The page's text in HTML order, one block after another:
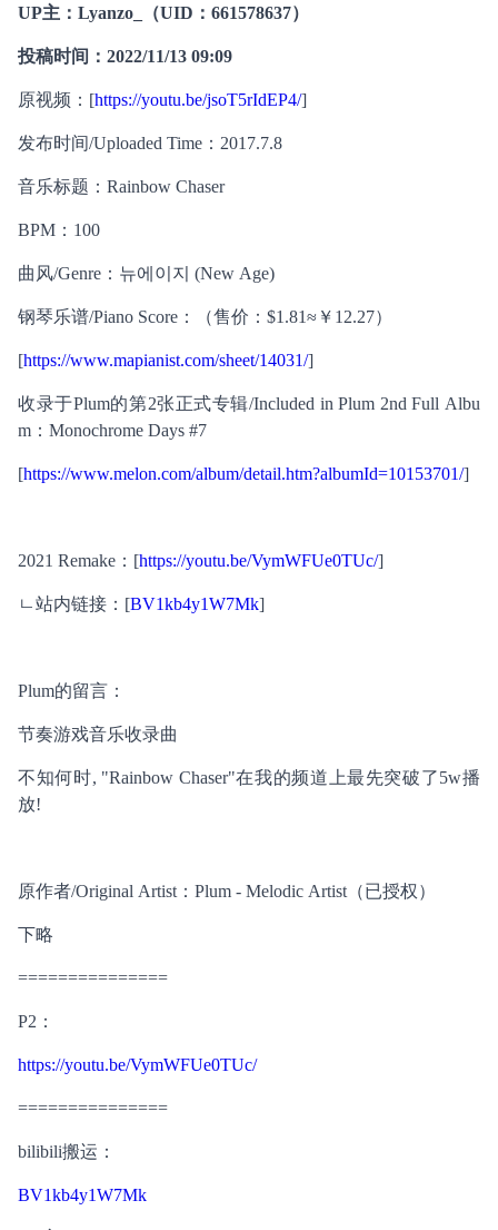
UP主：Lyanzo_（UID：661578637）
投稿时间：2022/11/13 09:09
原视频：[https://youtu.be/jsoT5rIdEP4/]
发布时间/Uploaded Time：2017.7.8
音乐标题：Rainbow Chaser
BPM：100
曲风/Genre：뉴에이지 (New Age)
钢琴乐谱/Piano Score：（售价：$1.81≈￥12.27）
[https://www.mapianist.com/sheet/14031/]
收录于Plum的第2张正式专辑/Included in Plum 2nd Full Albu
m：Monochrome Days #7
[https://www.melon.com/album/detail.htm?albumId=10153701/]
2021 Remake：[https://youtu.be/VymWFUe0TUc/]
ㄴ站内链接：[BV1kb4y1W7Mk]
Plum的留言：
节奏游戏音乐收录曲
不知何时, "Rainbow Chaser"在我的频道上最先突破了5w播
放!
原作者/Original Artist：Plum - Melodic Artist（已授权）
下略
===============
P2：
https://youtu.be/VymWFUe0TUc/
===============
bilibili搬运：
BV1kb4y1W7Mk